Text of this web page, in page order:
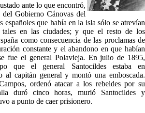
ante lo que encontró,
del Gobierno Cánovas del
españoles que había en la isla sólo se atrevían
tales en las ciudades; y que el resto de los
como consecuencia de las proclamas de
constante y el abandono en que habían
fue el general Polavieja. En julio de 1895,
que el general Santocildes estaba en
al capitán general y montó una emboscada.
ordenó atacar a los rebeldes por su
duró cinco horas, murió Santocildes y
a punto de caer prisionero.